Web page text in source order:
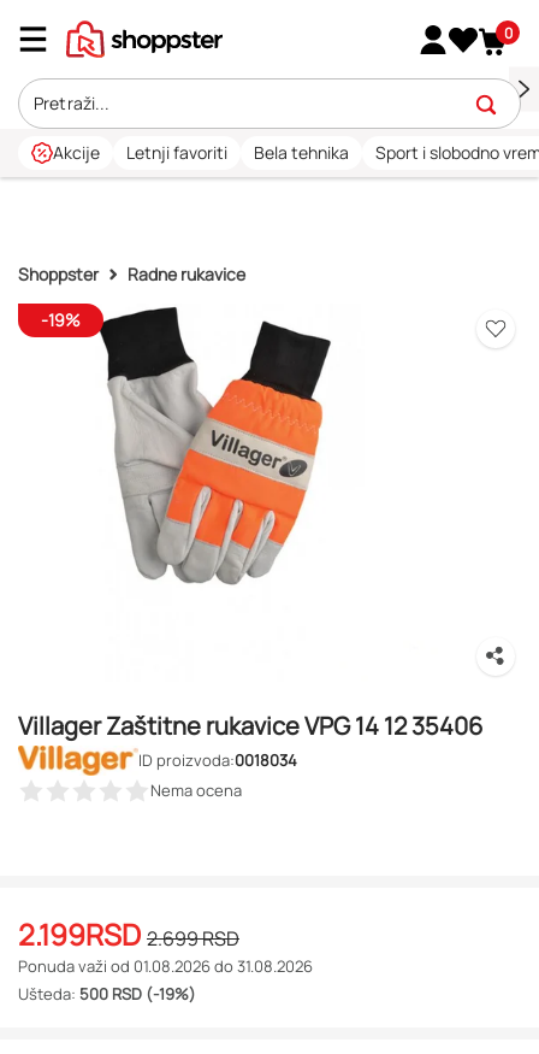
0
Akcije Letnji favoriti Bela tehnika Sport i slobodno
Shoppster
Radne rukavice
-19%
Villager Zaštitne rukavice VPG 14 12 35406
ID proizvoda:0018034
Nema ocena
2.199RSD 2.699RSD
Ponuda važi od 01.08.2026 do 31.08.2026
Ušteda: 500 RSD (-19%)